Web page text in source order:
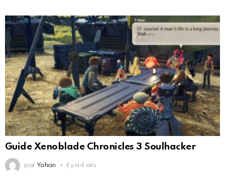
Guide Xenoblade Chronicles 3 Soulhacker
par Yohan il y a 4 ans